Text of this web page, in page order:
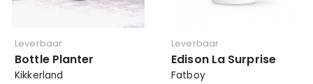
Leverbaar
Bottle Planter
Kikkerland
Leverbaar
Edison La Surprise
Fatboy